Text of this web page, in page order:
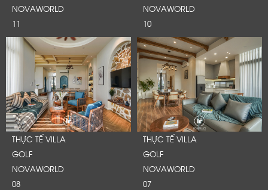
NOVAWORLD
11
NOVAWORLD
10
THỰC TẾ VILLA
GOLF
NOVAWORLD
08
THỰC TẾ VILLA
GOLF
NOVAWORLD
07